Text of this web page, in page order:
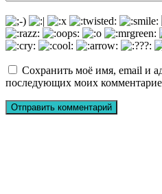
Сохранить моё имя, email и
последующих моих